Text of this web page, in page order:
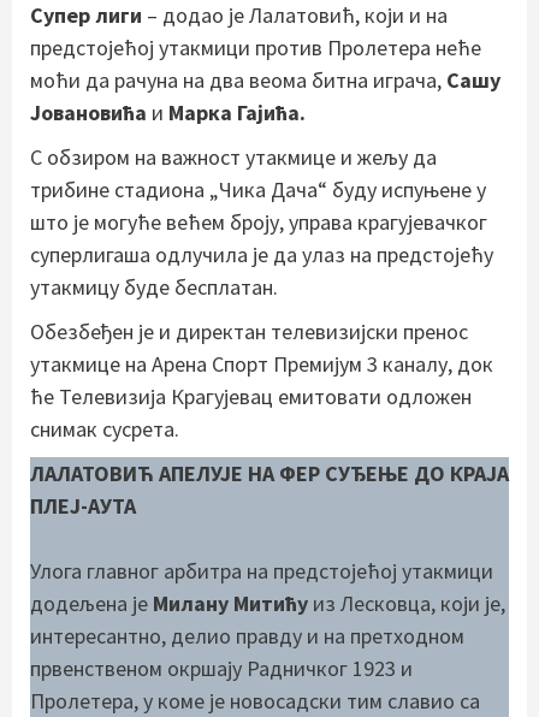
Супер лиги – додао је Лалатовић, који и на
предстојећој утакмици против Пролетера неће
моћи да рачуна на два веома битна играча, Сашу
Јовановића и Марка Гајића.
С обзиром на важност утакмице и жељу да
трибине стадиона „Чика Дача“ буду испуњене у
што је могуће већем броју, управа крагујевачког
суперлигаша одлучила је да улаз на предстојећу
утакмицу буде бесплатан.
Обезбеђен је и директан телевизијски пренос
утакмице на Арена Спорт Премијум 3 каналу, док
ће Телевизија Крагујевац емитовати одложен
снимак сусрета.
ЛАЛАТОВИЋ АПЕЛУЈЕ НА ФЕР СУЂЕЊЕ ДО КРАЈА
ПЛЕЈ-АУТА
Улога главног арбитра на предстојећој утакмици
додељена је Милану Митићу из Лесковца, који је,
интересантно, делио правду и на претходном
првенственом окршају Радничког 1923 и
Пролетера, у коме је новосадски тим славио са